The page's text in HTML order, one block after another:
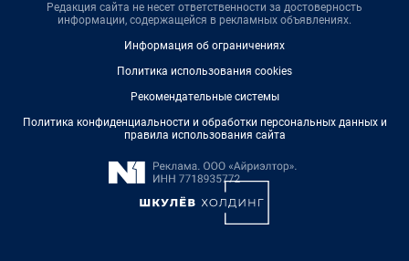
Редакция сайта не несет ответственности за достоверность
информации, содержащейся в рекламных объявлениях.
Информация об ограничениях
Политика использования cookies
Рекомендательные системы
Политика конфиденциальности и обработки персональных данных и
правила использования сайта